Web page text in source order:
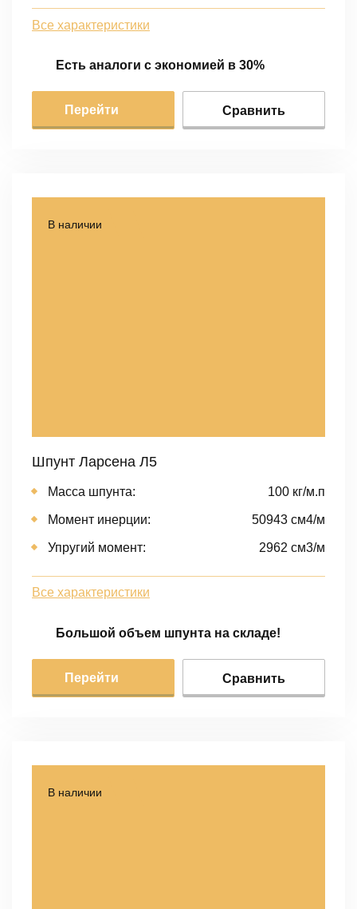
Все характеристики
Есть аналоги с экономией в 30%
Перейти Сравнить
В наличии
Шпунт Ларсена Л5
Масса шпунта: 100 кг/м.п
Момент инерции: 50943 cм4/м
Упругий момент: 2962 cм3/м
Все характеристики
Большой объем шпунта на складе!
Перейти Сравнить
В наличии